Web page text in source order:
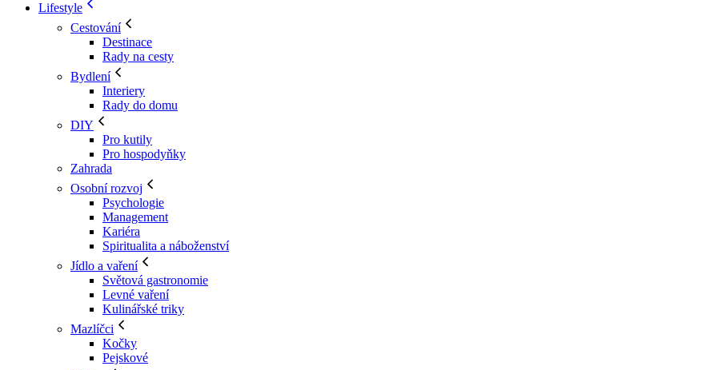
Lifestyle
Cestování
Destinace
Rady na cesty
Bydlení
Interiery
Rady do domu
DIY
Pro kutily
Pro hospodyňky
Zahrada
Osobní rozvoj
Psychologie
Management
Kariéra
Spiritualita a náboženství
Jídlo a vaření
Světová gastronomie
Levné vaření
Kulinářské triky
Mazlíčci
Kočky
Pejskové